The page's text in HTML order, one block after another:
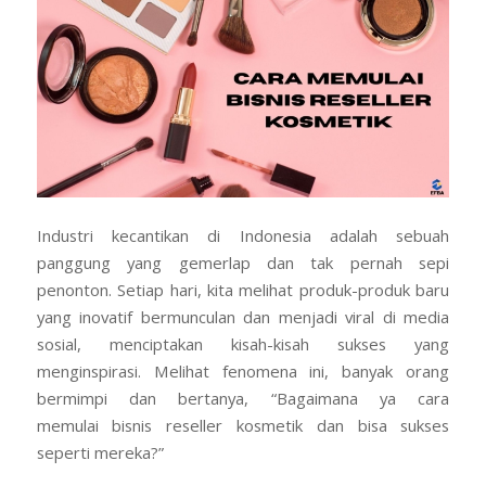
Industri kecantikan di Indonesia adalah sebuah
panggung yang gemerlap dan tak pernah sepi
penonton. Setiap hari, kita melihat produk-produk baru
yang inovatif bermunculan dan menjadi viral di media
sosial, menciptakan kisah-kisah sukses yang
menginspirasi. Melihat fenomena ini, banyak orang
bermimpi dan bertanya, “Bagaimana ya cara
memulai bisnis reseller kosmetik dan bisa sukses
seperti mereka?”